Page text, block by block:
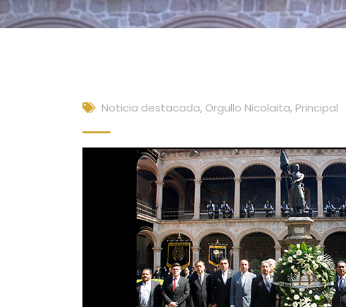
Noticia destacada, Orgullo Nicolaita, Principal